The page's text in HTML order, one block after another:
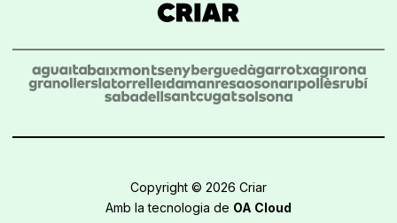
Copyright © 2026 Criar
Amb la tecnologia de OA Cloud